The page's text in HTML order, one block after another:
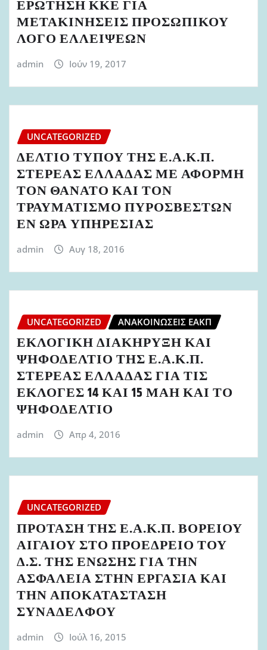
ΕΡΩΤΗΣΗ ΚΚΕ ΓΙΑ
ΜΕΤΑΚΙΝΗΣΕΙΣ ΠΡΟΣΩΠΙΚΟΥ
ΛΟΓΟ ΕΛΛΕΙΨΕΩΝ
admin Ιούν 19, 2017
UNCATEGORIZED
ΔΕΛΤΙΟ ΤΥΠΟΥ ΤΗΣ Ε.Α.Κ.Π.
ΣΤΕΡΕΑΣ ΕΛΛΑΔΑΣ ΜΕ ΑΦΟΡΜΗ
ΤΟΝ ΘΑΝΑΤΟ ΚΑΙ ΤΟΝ
ΤΡΑΥΜΑΤΙΣΜΟ ΠΥΡΟΣΒΕΣΤΩΝ
ΕΝ ΩΡΑ ΥΠΗΡΕΣΙΑΣ
admin Αυγ 18, 2016
UNCATEGORIZED ΑΝΑΚΟΙΝΏΣΕΙΣ ΕΑΚΠ
ΕΚΛΟΓΙΚΗ ΔΙΑΚΗΡΥΞΗ ΚΑΙ
ΨΗΦΟΔΕΛΤΙΟ ΤΗΣ Ε.Α.Κ.Π.
ΣΤΕΡΕΑΣ ΕΛΛΑΔΑΣ ΓΙΑ ΤΙΣ
ΕΚΛΟΓΕΣ 14 ΚΑΙ 15 ΜΑΗ ΚΑΙ ΤΟ
ΨΗΦΟΔΕΛΤΙΟ
admin Απρ 4, 2016
UNCATEGORIZED
ΠΡΟΤΑΣΗ ΤΗΣ Ε.Α.Κ.Π. ΒΟΡΕΙΟΥ
ΑΙΓΑΙΟΥ ΣΤΟ ΠΡΟΕΔΡΕΙΟ ΤΟΥ
Δ.Σ. ΤΗΣ ΕΝΩΣΗΣ ΓΙΑ ΤΗΝ
ΑΣΦΑΛΕΙΑ ΣΤΗΝ ΕΡΓΑΣΙΑ ΚΑΙ
ΤΗΝ ΑΠΟΚΑΤΑΣΤΑΣΗ
ΣΥΝΑΔΕΛΦΟΥ
admin Ιούλ 16, 2015